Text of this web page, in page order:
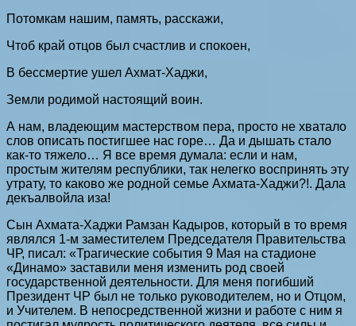
Потомкам нашим, память, расскажи,
Чтоб край отцов был счастлив и спокоен,
В бессмертие ушел Ахмат-Хаджи,
Земли родимой настоящий воин.
А нам, владеющим мастерством пера, просто не хватало
слов описать постигшее нас горе… Да и дышать стало
как-то тяжело… Я все время думала: если и нам,
простым жителям республики, так нелегко воспринять эту
утрату, то каково же родной семье Ахмата-Хаджи?!. Дала
декъалвойла иза!
Сын Ахмата-Хаджи Рамзан Кадыров, который в то время
являлся 1-м заместителем Председателя Правительства
ЧР, писал: «Трагические события 9 Мая на стадионе
«Динамо» заставили меня изменить род своей
государственной деятельности. Для меня погибший
Президент ЧР был не только руководителем, но и Отцом,
и Учителем. В непосредственной жизни и работе с ним я